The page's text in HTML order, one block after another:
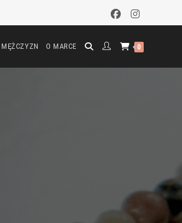
MĘŻCZYZN O MARCE 0